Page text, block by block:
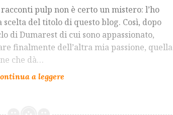
pulp non è certo un mistero: l’ho
del titolo di questo blog. Così, dopo
di Dumarest di cui sono appassionato,
finalmente dell’altra mia passione, quella
che dà…